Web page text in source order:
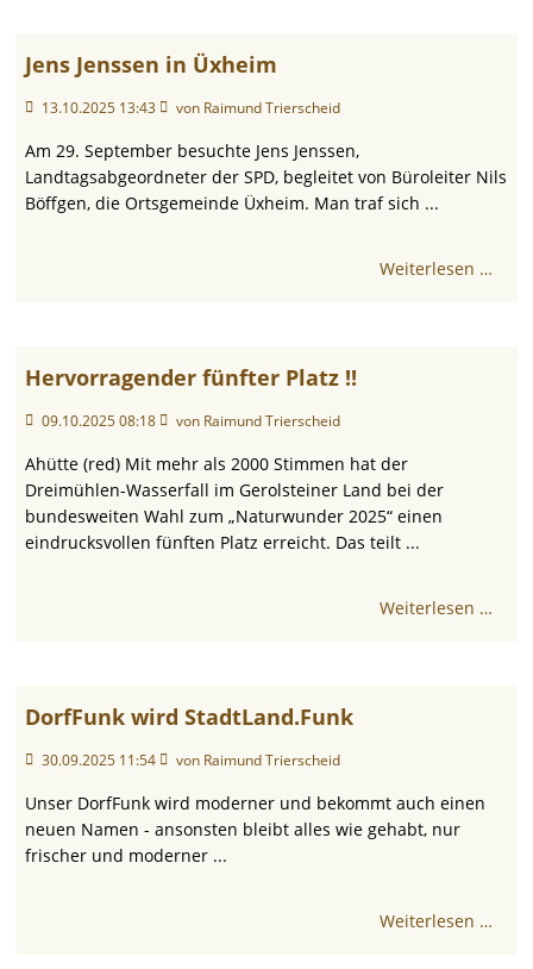
Jens Jenssen in Üxheim
13.10.2025 13:43 von Raimund Trierscheid
Am 29. September besuchte Jens Jenssen,
Landtagsabgeordneter der SPD, begleitet von Büroleiter Nils
Böffgen, die Ortsgemeinde Üxheim. Man traf sich ...
Weiterlesen …
Hervorragender fünfter Platz !!
09.10.2025 08:18 von Raimund Trierscheid
Ahütte (red) Mit mehr als 2000 Stimmen hat der
Dreimühlen-Wasserfall im Gerolsteiner Land bei der
bundesweiten Wahl zum „Naturwunder 2025“ einen
eindrucksvollen fünften Platz erreicht. Das teilt ...
Weiterlesen …
DorfFunk wird StadtLand.Funk
30.09.2025 11:54 von Raimund Trierscheid
Unser DorfFunk wird moderner und bekommt auch einen
neuen Namen - ansonsten bleibt alles wie gehabt, nur
frischer und moderner ...
Weiterlesen …